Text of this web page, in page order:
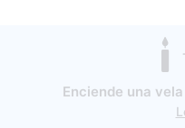
Enciende una